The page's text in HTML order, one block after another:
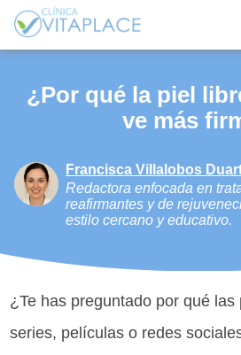
¿Por qué la piel
ve más
Francisca Villalobos
Redactora enfocada en
reafirmantes y de
estilo cercano y educativo.
¿Te has preguntado por qué las
series, películas o redes